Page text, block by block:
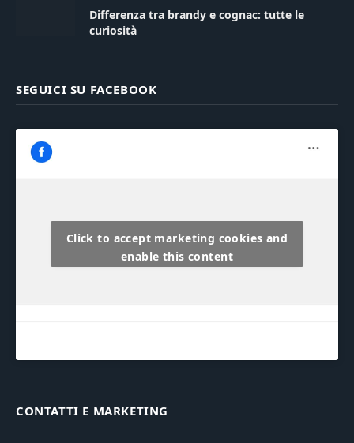
Differenza tra brandy e cognac: tutte le
curiosità
SEGUICI SU FACEBOOK
Click to accept marketing cookies and
enable this content
CONTATTI E MARKETING